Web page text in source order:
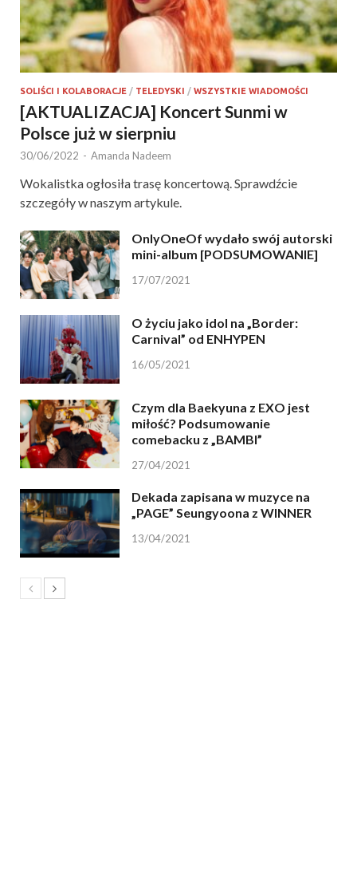
SOLIŚCI I KOLABORACJE / TELEDYSKI / WSZYSTKIE WIADOMOŚCI
[AKTUALIZACJA] Koncert Sunmi w
Polsce już w sierpniu
30/06/2022 - Amanda Nadeem
Wokalistka ogłosiła trasę koncertową. Sprawdźcie
szczegóły w naszym artykule.
OnlyOneOf wydało swój autorski
mini-album [PODSUMOWANIE]
17/07/2021
O życiu jako idol na „Border:
Carnival” od ENHYPEN
16/05/2021
Czym dla Baekyuna z EXO jest
miłość? Podsumowanie
comebacku z „BAMBI”
27/04/2021
Dekada zapisana w muzyce na
„PAGE” Seungyoona z WINNER
13/04/2021